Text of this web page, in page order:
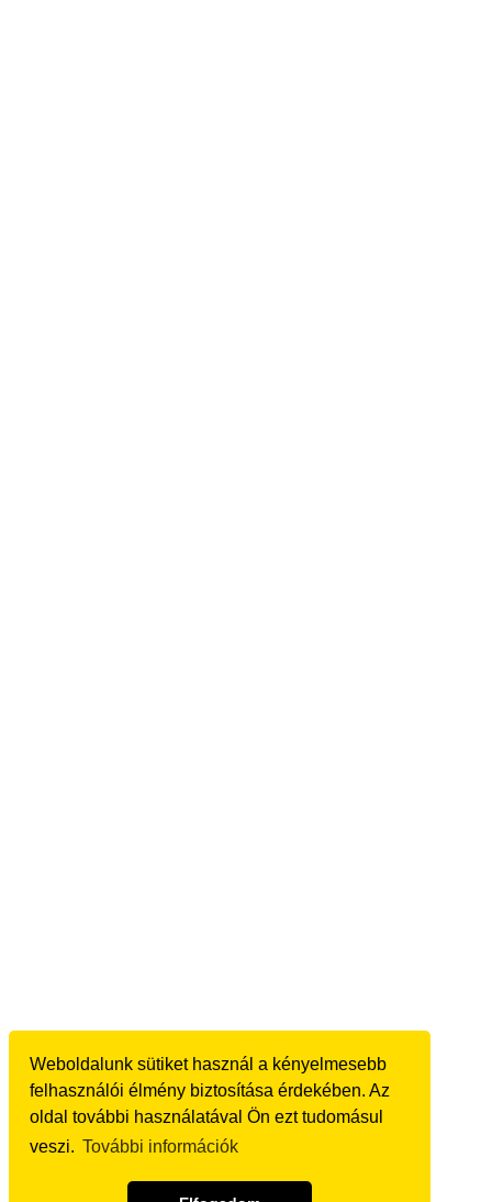
Weboldalunk sütiket használ a kényelmesebb
felhasználói élmény biztosítása érdekében. Az
oldal további használatával Ön ezt tudomásul
veszi. További információk